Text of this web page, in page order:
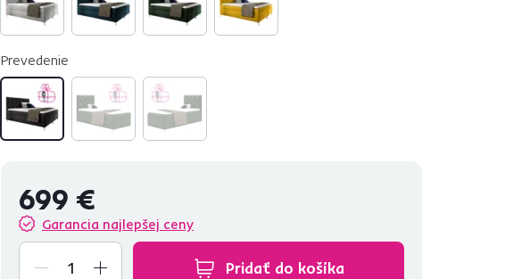
Prevedenie
699 €
Garancia najlepšej ceny
Pridať do košíka